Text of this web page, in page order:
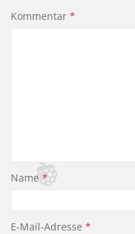
Kommentar *
Name*
E-Mail-Adresse *